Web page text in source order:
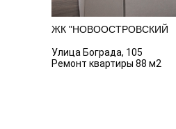
ЖК "НОВООСТРОВСКИЙ
Улица Бограда, 105
Ремонт квартиры 88 м2